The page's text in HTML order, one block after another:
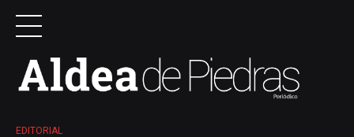
EDITORIAL